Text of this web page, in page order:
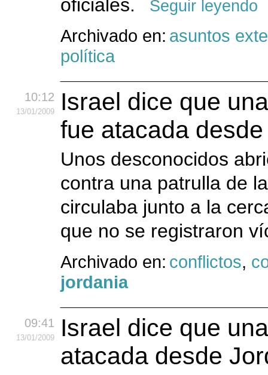
oficiales.
Seguir leyendo
Archivado en: asuntos
política
10:12
13/01/2009
Israel dice que
fue atacada
Unos desconocidos
contra una patrulla de
circulaba junto a la
que no se registraron
Archivado en: conflictos,
jordania
09:41
13/01/2009
Israel dice que
atacada desde